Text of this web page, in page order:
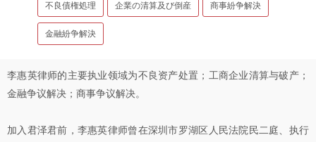
不良債権処理 企業の清算及び倒産 商事紛争解決
金融紛争解決
李惠英律师的主要执业领域为不良资产处置；工商企业清算与破产；
金融争议解决；商事争议解决。
加入君泽君前，李惠英律师曾在深圳市罗湖区人民法院民二庭、执行